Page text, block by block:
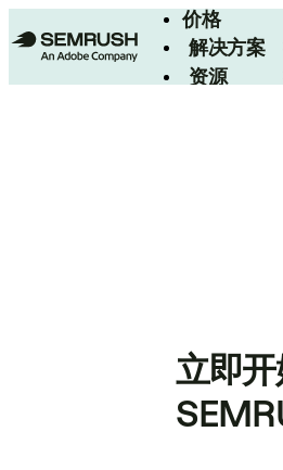
价格
解决方案
资源
立即